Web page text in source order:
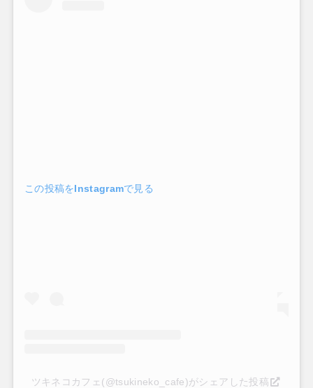
この投稿をInstagramで見る
ツキネコカフェ(@tsukineko_cafe)がシェアした投稿